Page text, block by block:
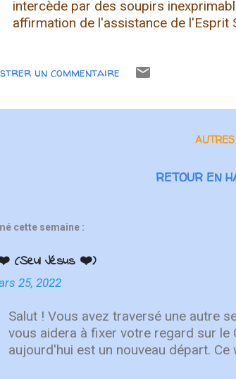
intercède par des soupirs
affirmation de l'assistance de l'Esprit
condition humaine, nous sommes
Cela souligne l'idée que parfois,
un commentaire
RETOUR EN
cette semaine :
(Seul Jésus ❤️)
25, 2022
Salut ! Vous avez traversé une autre
vous aidera à fixer votre regard sur le
aujourd'hui est un nouveau départ.